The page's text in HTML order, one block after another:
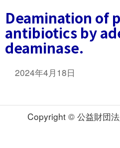
Deamination of
antibiotics by
deaminase.
2024年4月18日
Copyright © 公益財団